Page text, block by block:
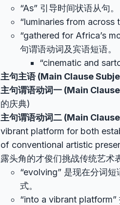
“As” 引导时间状语从句。
“luminaries from across
“gathered for Africa’s
句谓语动词及宾语短语。
“cinematic and
主句主语 (Main Clause
主句谓语动词一 (Main
的庆典)
主句谓语动词二 (Main
vibrant platform for both
of conventional artistic
露头角的才俊们挑战传统艺术
“evolving” 是现在分词
式。
“into a vibrant platform”